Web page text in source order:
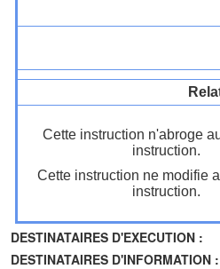
Cette instruction n'abroge
instruction.
Cette instruction ne modifie
instruction.
DESTINATAIRES D'EXECUTION :
DESTINATAIRES D'INFORMATION :